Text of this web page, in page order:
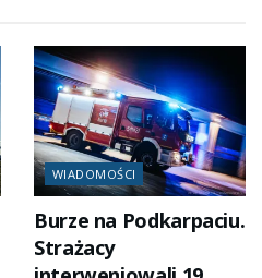
WIADOMOŚCI
Burze na Podkarpaciu.
Strażacy